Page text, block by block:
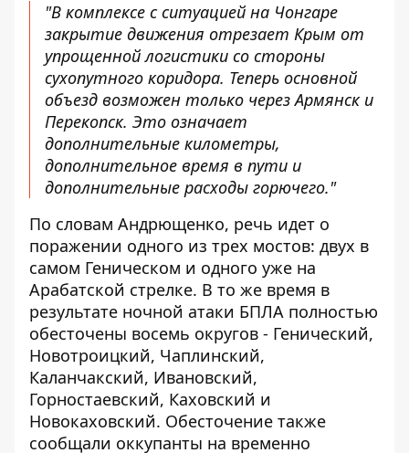
"В комплексе с ситуацией на Чонгаре
закрытие движения отрезает Крым от
упрощенной логистики со стороны
сухопутного коридора. Теперь основной
объезд возможен только через Армянск и
Перекопск. Это означает
дополнительные километры,
дополнительное время в пути и
дополнительные расходы горючего."
По словам Андрющенко, речь идет о
поражении одного из трех мостов: двух в
самом Геническом и одного уже на
Арабатской стрелке. В то же время в
результате ночной атаки БПЛА полностью
обесточены восемь округов - Генический,
Новотроицкий, Чаплинский,
Каланчакский, Ивановский,
Горностаевский, Каховский и
Новокаховский. Обесточение также
сообщали оккупанты на временно